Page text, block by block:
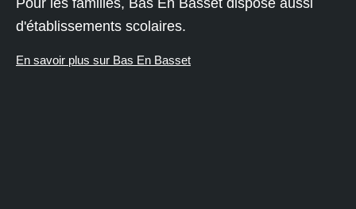
Pour les familles, Bas En Basset dispose aussi
d'établissements scolaires.
En savoir plus sur Bas En Basset